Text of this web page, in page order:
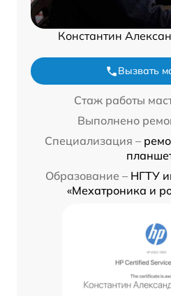
Константин
Вызвать
Стаж работы
Выполнено
Специализация –
Образование – НГТУ
«Мехатроника и